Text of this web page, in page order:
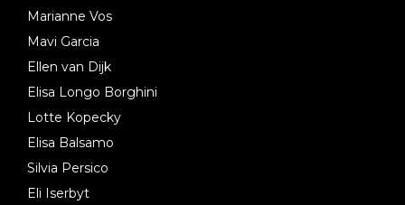
Marianne Vos
Mavi Garcia
Ellen van Dijk
Elisa Longo Borghini
Lotte Kopecky
Elisa Balsamo
Silvia Persico
Eli Iserbyt